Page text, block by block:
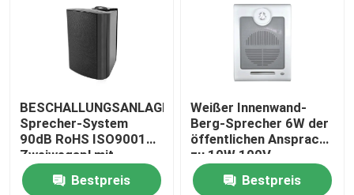
BESCHALLUNGSANLAGE-
Sprecher-System
90dB RoHS ISO9001
Zweiwegspl mit
schwarzem
MetallgitterBestpreis
Weißer Innenwand-
Berg-Sprecher 6W der
öffentlichen Ansprache
zu 10W 100V
Bestpreis